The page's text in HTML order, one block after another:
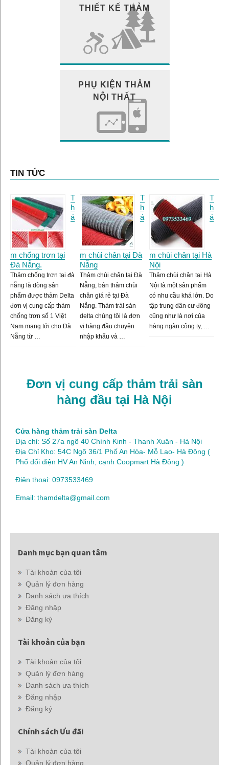
THIẾT KẾ THẢM
PHỤ KIỆN THẢM
NỘI THẤT
TIN TỨC
T
h
ả
m chống trơn tại
Đà Nẵng.
Thảm chống trơn tại đà
nẵng là dòng sản
phẩm được thảm Delta
đơn vị cung cấp thảm
chống trơn số 1 Việt
Nam mang tới cho Đà
Nẵng từ …
T
h
ả
m chùi chân tại Đà
Nẵng
Thảm chùi chân tại Đà
Nẵng, bán thảm chùi
chân giá rẻ tại Đà
Nẵng. Thảm trải sàn
delta chúng tôi là đơn
vị hàng đầu chuyên
nhập khẩu và …
T
h
ả
m chùi chân tại Hà
Nội
Thảm chùi chân tại Hà
Nội là một sản phẩm
có nhu cầu khá lớn. Do
tập trung dân cư đông
cũng như là nơi của
hàng ngàn công ty, …
Đơn vị cung cấp thảm trải sàn
hàng đầu tại Hà Nội
Cửa hàng thảm trải sàn Delta
Địa chỉ: Số 27a ngõ 40 Chính Kinh - Thanh Xuân - Hà Nội
Địa Chỉ Kho: 54C Ngõ 36/1 Phố An Hòa- Mỗ Lao- Hà Đông (
Phố đối diện HV An Ninh, cạnh Coopmart Hà Đông )
Điện thoại: 0973533469
Email: thamdelta@gmail.com
Danh mục bạn quan tâm
Tài khoản của tôi
Quản lý đơn hàng
Danh sách ưa thích
Đăng nhập
Đăng ký
Tài khoản của bạn
Tài khoản của tôi
Quản lý đơn hàng
Danh sách ưa thích
Đăng nhập
Đăng ký
Chính sách Ưu đãi
Tài khoản của tôi
Quản lý đơn hàng